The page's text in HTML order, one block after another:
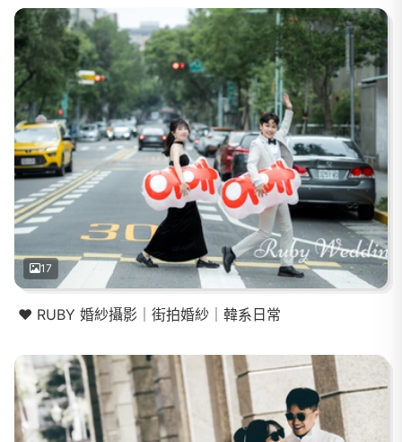
17
❤️ RUBY 婚紗攝影｜街拍婚紗｜韓系日常